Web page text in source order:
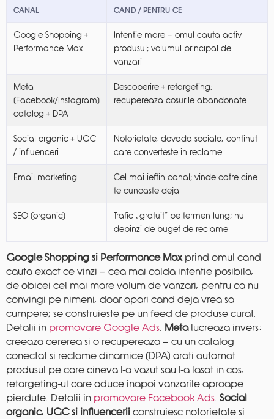
CANAL CAND / PENTRU CE
Google Shopping +
Performance Max
Intentie mare — omul cauta activ
produsul; volumul principal de
vanzari
Meta
(Facebook/Instagram)
catalog + DPA
Descoperire + retargeting;
recupereaza cosurile abandonate
Social organic + UGC
/ influenceri
Notorietate, dovada sociala, continut
care converteste in reclame
Email marketing
Cel mai ieftin canal; vinde catre cine
te cunoaste deja
SEO (organic)
Trafic „gratuit” pe termen lung; nu
depinzi de buget de reclame
Google Shopping si Performance Maxprind omul cand
cauta exact ce vinzi — cea mai calda intentie posibila,
de obicei cel mai mare volum de vanzari, pentru ca nu
convingi pe nimeni, doar apari cand deja vrea sa
cumpere; se construieste pe un feed de produse curat.
Detalii in promovare Google Ads Metalucreaza invers:
creeaza cererea si o recupereaza — cu un catalog
conectat si reclame dinamice (DPA) arati automat
produsul pe care cineva l-a vazut sau l-a lasat in cos,
retargeting-ul care aduce inapoi vanzarile aproape
pierdute. Detalii in promovare Facebook Ads Social
organic, UGC si influencerii construiesc notorietate si